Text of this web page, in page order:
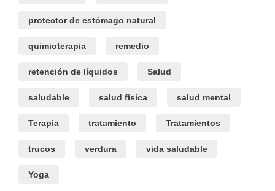
protector de estómago natural
quimioterapia remedio
retención de líquidos Salud
saludable salud física salud mental
Terapia tratamiento Tratamientos
trucos verdura vida saludable
Yoga